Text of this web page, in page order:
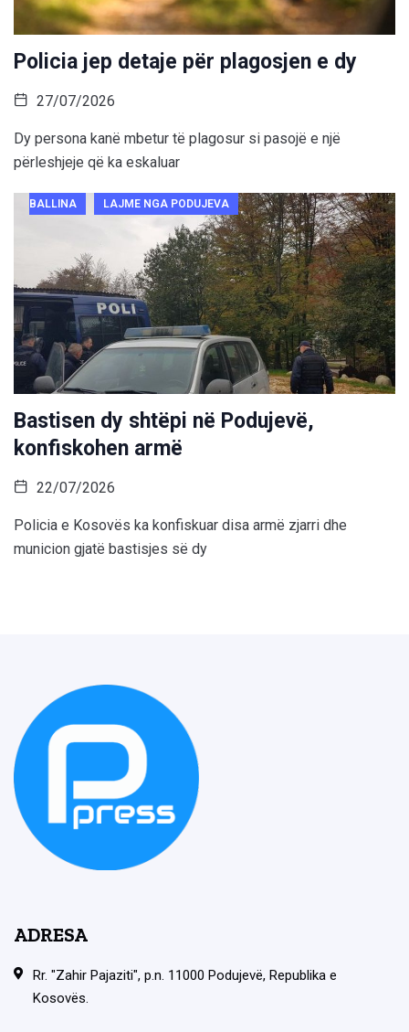
Policia jep detaje për plagosjen e dy
27/07/2026
Dy persona kanë mbetur të plagosur si pasojë e një
përleshjeje që ka eskaluar
BALLINA LAJME NGA PODUJEVA
Bastisen dy shtëpi në Podujevë,
konfiskohen armë
22/07/2026
Policia e Kosovës ka konfiskuar disa armë zjarri dhe
municion gjatë bastisjes së dy
ADRESA
Rr. "Zahir Pajaziti", p.n. 11000 Podujevë, Republika e
Kosovës.